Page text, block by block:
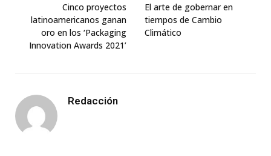
Cinco proyectos
latinoamericanos ganan
oro en los ‘Packaging
Innovation Awards 2021’
El arte de gobernar en
tiempos de Cambio
Climático
Redacción